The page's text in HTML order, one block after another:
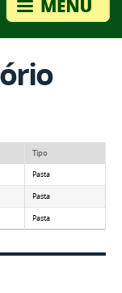
Tipo
Pasta
Pasta
Pasta